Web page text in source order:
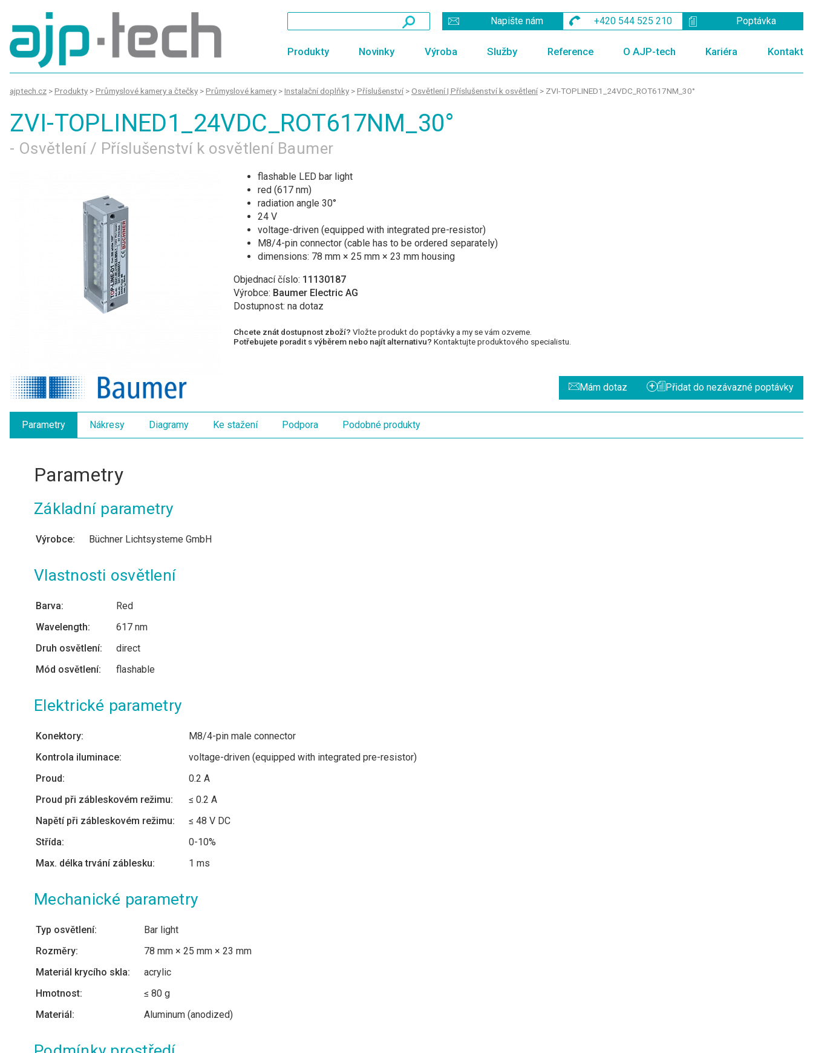
Poptávka
+420 544 525 210
Napište nám
Produkty Novinky Výroba Služby Reference O AJP-tech Kariéra Kontakt
ajptech.cz >Produkty >Průmyslové kamery a čtečky >Průmyslové kamery >Instalační doplňky >Příslušenství >Osvětlení | Příslušenství k osvětlení > ZVI-TOPLINED1_24VDC_ROT617NM_30°
ZVI-TOPLINED1_24VDC_ROT617NM_30°
- Osvětlení / Příslušenství k osvětlení Baumer
flashable LED bar light
red (617 nm)
radiation angle 30°
24 V
voltage-driven (equipped with integrated pre-resistor)
M8/4-pin connector (cable has to be ordered separately)
dimensions: 78 mm × 25 mm × 23 mm housing
Objednací číslo: 11130187
Výrobce: Baumer Electric AG
Dostupnost: na dotaz
Chcete znát dostupnost zboží? Vložte produkt do poptávky a my se vám ozveme.
Potřebujete poradit s výběrem nebo najít alternativu? Kontaktujte produktového specialistu.
Mám dotaz + Přidat do nezávazné poptávky
Parametry Nákresy Diagramy Ke stažení Podpora Podobné produkty
Parametry
Základní parametry
Výrobce: Büchner Lichtsysteme GmbH
Vlastnosti osvětlení
Barva:
Red
Wavelength:
617 nm
Druh osvětlení:
direct
Mód osvětlení:
flashable
Elektrické parametry
Konektory:
M8/4-pin male connector
Kontrola iluminace:
voltage-driven (equipped with integrated pre-resistor)
Proud:
0.2 A
Proud při zábleskovém režimu:
≤ 0.2 A
Napětí při zábleskovém režimu:
≤ 48 V DC
Střída:
0-10%
Max. délka trvání záblesku:
1 ms
Mechanické parametry
Typ osvětlení:
Bar light
Rozměry:
78 mm × 25 mm × 23 mm
Materiál krycího skla:
acrylic
Hmotnost:
≤ 80 g
Materiál:
Aluminum (anodized)